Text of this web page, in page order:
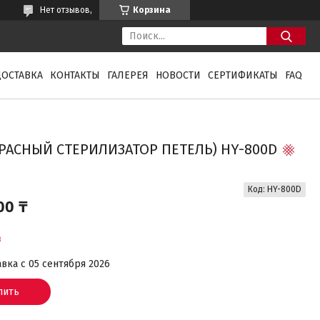
Корзина
Нет отзывов,
КОНТАКТЫ ГАЛЕРЕЯ НОВОСТИ СЕРТИФИКАТЫ FAQ
СТЕРИЛИЗАТОР ПЕТЕЛЬ) HY-800D
₸
Код: HY-800D
с 05 сентября 2026